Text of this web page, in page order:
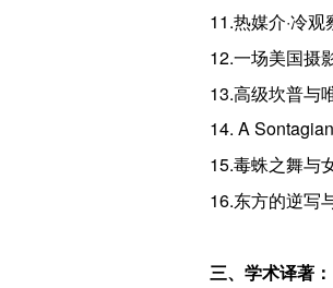
11.热媒介·冷
12.一场美国摄
13.高级坎普与
14. A
15.毒蛛之舞与
16.东方的逆写
三、学术译著：